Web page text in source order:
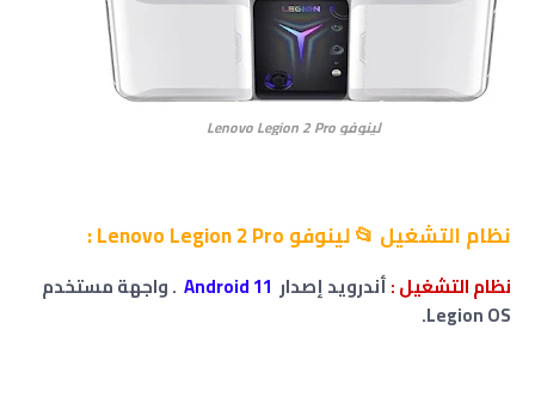
لينوفوLenovo Legion 2 Pro
نظام التشغيل 📂لينوفو Lenovo Legion 2 Pro :
نظام التشغيل :أندرويد إصدار Android 11 . واجهة مستخدم
Legion OS.